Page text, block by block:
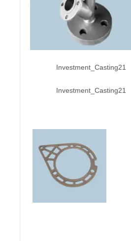
Investment_Casting21
Investment_Casting21